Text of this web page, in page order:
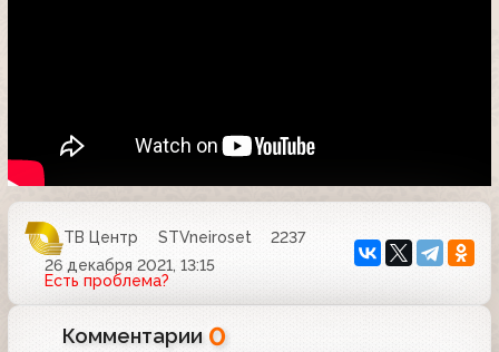
ТВ Центр STVneiroset
2237
26 декабря 2021, 13:15
Есть проблема?
Комментарии 0